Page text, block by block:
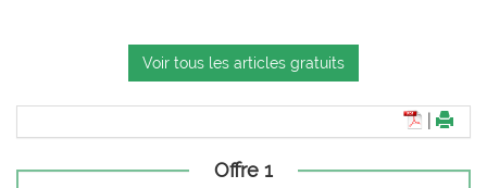
Voir tous les articles gratuits
Offre 1